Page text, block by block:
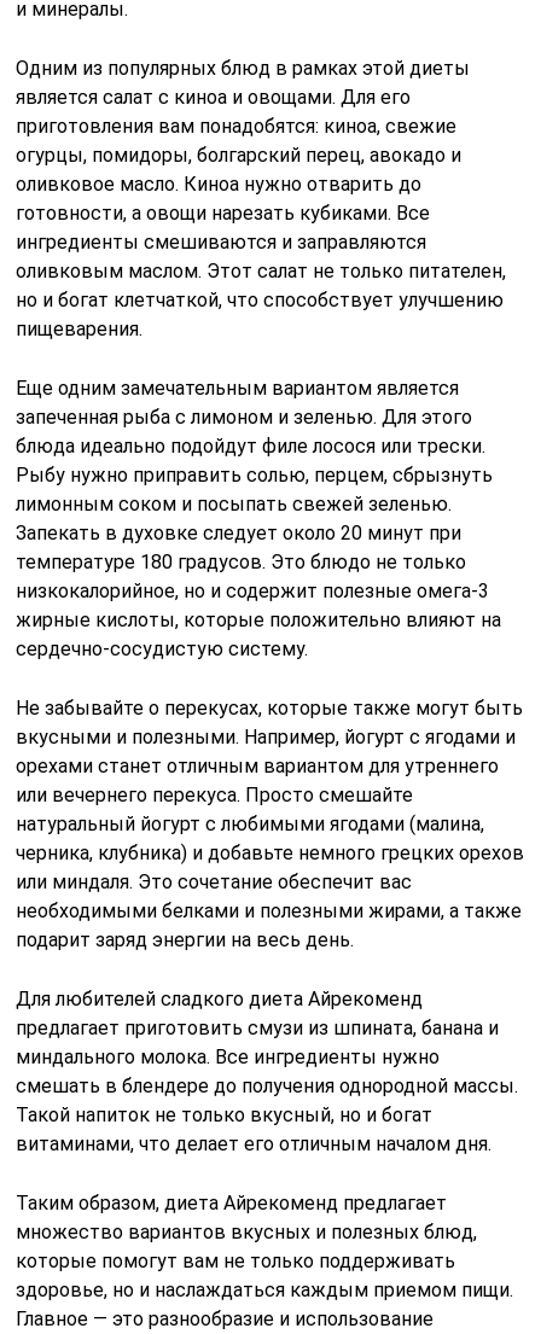
и минералы.
Одним из популярных блюд в рамках этой диеты
является салат с киноа и овощами. Для его
приготовления вам понадобятся: киноа, свежие
огурцы, помидоры, болгарский перец, авокадо и
оливковое масло. Киноа нужно отварить до
готовности, а овощи нарезать кубиками. Все
ингредиенты смешиваются и заправляются
оливковым маслом. Этот салат не только питателен,
но и богат клетчаткой, что способствует улучшению
пищеварения.
Еще одним замечательным вариантом является
запеченная рыба с лимоном и зеленью. Для этого
блюда идеально подойдут филе лосося или трески.
Рыбу нужно приправить солью, перцем, сбрызнуть
лимонным соком и посыпать свежей зеленью.
Запекать в духовке следует около 20 минут при
температуре 180 градусов. Это блюдо не только
низкокалорийное, но и содержит полезные омега-3
жирные кислоты, которые положительно влияют на
сердечно-сосудистую систему.
Не забывайте о перекусах, которые также могут быть
вкусными и полезными. Например, йогурт с ягодами и
орехами станет отличным вариантом для утреннего
или вечернего перекуса. Просто смешайте
натуральный йогурт с любимыми ягодами (малина,
черника, клубника) и добавьте немного грецких орехов
или миндаля. Это сочетание обеспечит вас
необходимыми белками и полезными жирами, а также
подарит заряд энергии на весь день.
Для любителей сладкого диета Айрекоменд
предлагает приготовить смузи из шпината, банана и
миндального молока. Все ингредиенты нужно
смешать в блендере до получения однородной массы.
Такой напиток не только вкусный, но и богат
витаминами, что делает его отличным началом дня.
Таким образом, диета Айрекоменд предлагает
множество вариантов вкусных и полезных блюд,
которые помогут вам не только поддерживать
здоровье, но и наслаждаться каждым приемом пищи.
Главное — это разнообразие и использование